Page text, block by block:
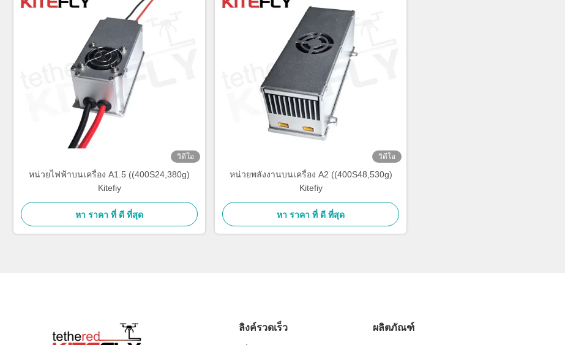
วิดีโอ
หน่วยไฟฟ้าบนเครื่อง A1.5 ((400S24,380g)
Kitefiy
หา ราคา ที่ ดี ที่สุด
วิดีโอ
หน่วยพลังงานบนเครื่อง A2 ((400S48,530g)
Kitefiy
หา ราคา ที่ ดี ที่สุด
ลิงค์รวดเร็ว ผลิตภัณฑ์